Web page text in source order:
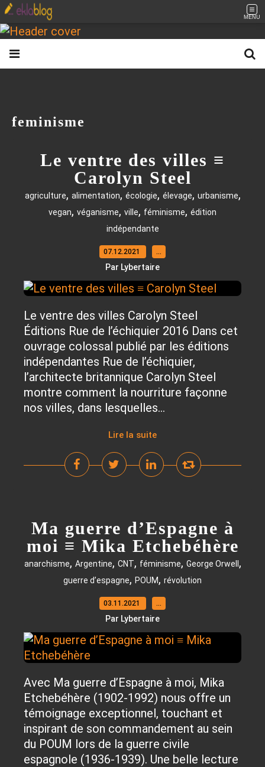
MENU
feminisme
Le ventre des villes ≡
Carolyn Steel
agriculture, alimentation, écologie, élevage, urbanisme,
vegan, véganisme, ville, féminisme, édition
indépendante
07.12.2021 …
Par Lybertaire
Le ventre des villes Carolyn Steel
Éditions Rue de l’échiquier 2016 Dans cet
ouvrage colossal publié par les éditions
indépendantes Rue de l’échiquier,
l’architecte britannique Carolyn Steel
montre comment la nourriture façonne
nos villes, dans lesquelles...
Lire la suite
Ma guerre d’Espagne à
moi ≡ Mika Etchebéhère
anarchisme, Argentine, CNT, féminisme, George Orwell ,
guerre d’espagne, POUM, révolution
03.11.2021 …
Par Lybertaire
Avec Ma guerre d’Espagne à moi, Mika
Etchebéhère (1902-1992) nous offre un
témoignage exceptionnel, touchant et
inspirant de son commandement au sein
du POUM lors de la guerre civile
espagnole (1936-1939). Une belle lecture